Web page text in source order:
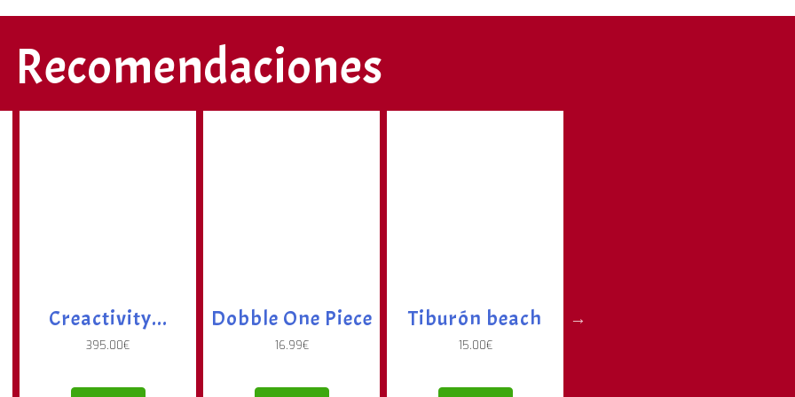
Recomendaciones
Creactivity...
395.00€
Dobble One Piece
16.99€
Tiburón beach
15.00€